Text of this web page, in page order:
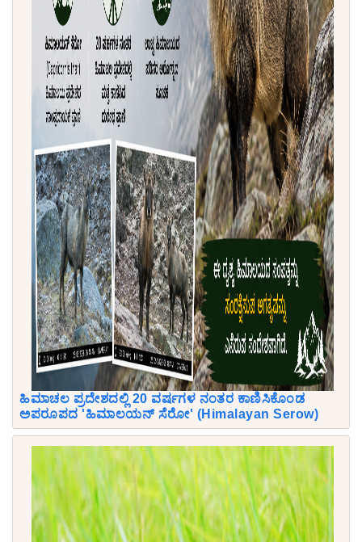
ಹಿಮಾಚಲ ಪ್ರದೇಶದಲ್ಲಿ 20 ವರ್ಷಗಳ ನಂತರ ಕಾಣಿಸಿಕೊಂಡ
ಅಪರೂಪದ 'ಹಿಮಾಲಯನ್ ಸೆರೋ' (Himalayan Serow)